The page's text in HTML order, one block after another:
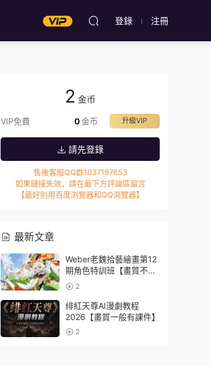
登錄 注冊
2 金币
VIP免費 升級VIP
0金币
請先登錄
售後客服QQ群1037197653
如果鏈接失效，請在最下方評論區留言
【最好别用百度浏覽器和QQ浏覽器】
最新文章
Weber老魏拾藝繪畫第12
期角色特訓班【畫質不錯
隻有視頻】
2
绯紅天尊AI漫劇教程
2026【畫質一般有課件】
2